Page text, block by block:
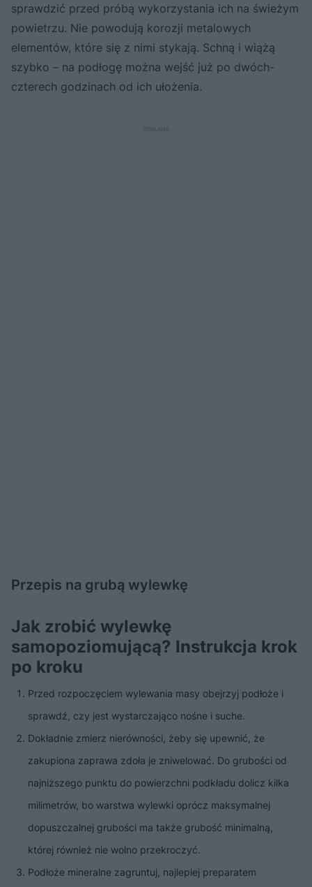
sprawdzić przed próbą wykorzystania ich na świeżym
powietrzu. Nie powodują korozji metalowych
elementów, które się z nimi stykają. Schną i wiążą
szybko – na podłogę można wejść już po dwóch-
czterech godzinach od ich ułożenia.
Przepis na grubą wylewkę
Jak zrobić wylewkę
samopoziomującą? Instrukcja krok
po kroku
Przed rozpoczęciem wylewania masy obejrzyj podłoże i
sprawdź, czy jest wystarczająco nośne i suche.
Dokładnie zmierz nierówności, żeby się upewnić, że
zakupiona zaprawa zdoła je zniwelować. Do grubości od
najniższego punktu do powierzchni podkładu dolicz kilka
milimetrów, bo warstwa wylewki oprócz maksymalnej
dopuszczalnej grubości ma także grubość minimalną,
której również nie wolno przekroczyć.
Podłoże mineralne zagruntuj, najlepiej preparatem